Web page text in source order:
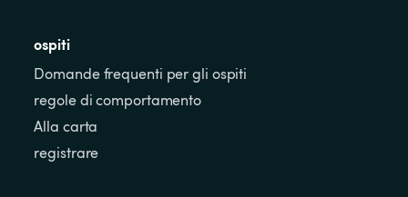
ospiti
Domande frequenti per gli ospiti
regole di comportamento
Alla carta
registrare